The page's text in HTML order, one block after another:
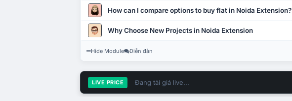
How can I compare options to buy flat in Noida Extension?
Why Choose New Projects in Noida Extension
Hide Module Diễn đàn
LIVE PRICE Đang tải giá live...